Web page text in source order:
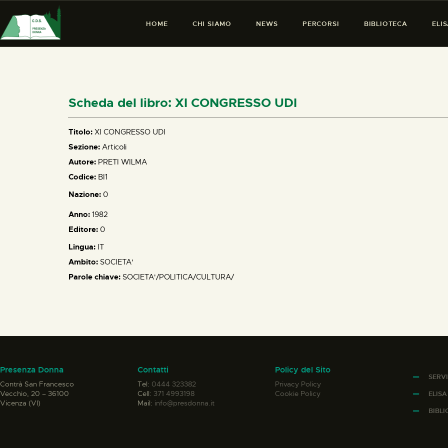
HOME CHI SIAMO NEWS PERCORSI BIBLIOTECA
PRESENZA DONNA
PERCORSI
BIBLIOTECA
Scheda del libro: XI CONGRESSO UDI
Titolo: XI CONGRESSO UDI
Sezione: Articoli
Autore: PRETI WILMA
Codice: BI1
Nazione: 0
Anno: 1982
Editore: 0
Lingua: IT
Ambito: SOCIETA'
Parole chiave: SOCIETA'/POLITICA/CULTURA/
Presenza Donna
Contrà San Francesco
Vecchio, 20 – 36100
Vicenza (VI)
Contatti
Tel: 0444 323382
Cell: 371 4993198
Mail: info@presdonna.it
Policy del Sito
Privacy Policy
Cookie Policy